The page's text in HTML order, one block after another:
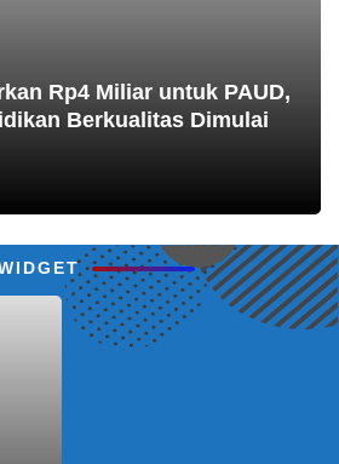
Rp4 Miliar untuk PAUD,
Berkualitas Dimulai